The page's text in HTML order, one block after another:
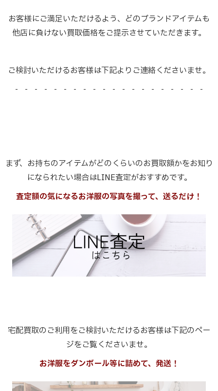
お客様にご満足いただけるよう、どのブランドアイテムも
他店に負けない買取価格をご提示させていただきます。
ご検討いただけるお客様は下記よりご連絡くださいませ。
- - - - - - - - - - - - - - - - - - - -
まず、お持ちのアイテムがどのくらいのお買取額かをお知り
になられたい場合はLINE査定がおすすめです。
査定額の気になるお洋服の写真を撮って、送るだけ！
宅配買取のご利用をご検討いただけるお客様は下記のペー
ジをご覧くださいませ。
お洋服をダンボール等に詰めて、発送！